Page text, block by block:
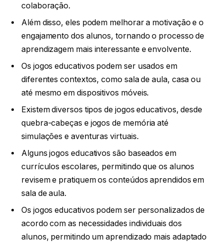
colaboração.
Além disso, eles podem melhorar a motivação e o
engajamento dos alunos, tornando o processo de
aprendizagem mais interessante e envolvente.
Os jogos educativos podem ser usados em
diferentes contextos, como sala de aula, casa ou
até mesmo em dispositivos móveis.
Existem diversos tipos de jogos educativos, desde
quebra-cabeças e jogos de memória até
simulações e aventuras virtuais.
Alguns jogos educativos são baseados em
currículos escolares, permitindo que os alunos
revisem e pratiquem os conteúdos aprendidos em
sala de aula.
Os jogos educativos podem ser personalizados de
acordo com as necessidades individuais dos
alunos, permitindo um aprendizado mais adaptado